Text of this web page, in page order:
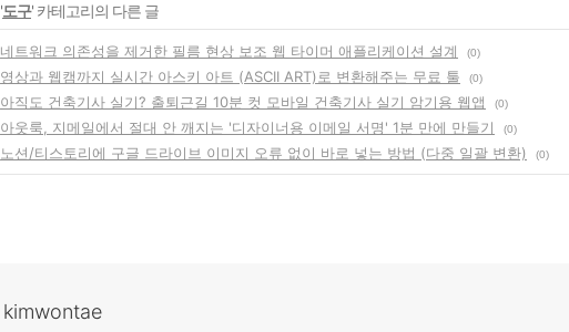
'도구' 카테고리의 다른 글
네트워크 의존성을 제거한 필름 현상 보조 웹 타이머 애플리케이션 설계 (0)
영상과 웹캠까지 실시간 아스키 아트 (ASCII ART)로 변환해주는 무료 툴
(0)
아직도 건축기사 실기? 출퇴근길 10분 컷 모바일 건축기사 실기 암기용 웹앱
(0)
아웃룩, 지메일에서 절대 안 깨지는 '디자이너용 이메일 서명' 1분 만에 만들기
(0)
노션/티스토리에 구글 드라이브 이미지 오류 없이 바로 넣는 방법 (다중 일괄 변환)
(0)
kimwontae